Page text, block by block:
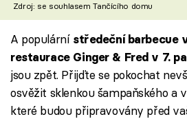
Zdroj: se souhlasem Tančícího domu
A populární středeční barbecue
restaurace Ginger & Fred v 7.
jsou zpět. Přijďte se pokochat
osvěžit sklenkou šampaňského a
které budou připravovány před